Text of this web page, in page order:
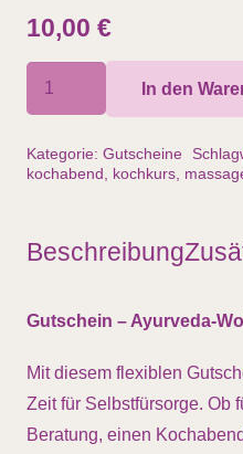
10,00 €
10€
In den
Kategorie: Gutscheine
kochabend
kochkurs
Beschreibung
Gutschein – Ayurveda-
Mit diesem flexiblen
Zeit für Selbstfürsorge. Ob
Beratung, einen